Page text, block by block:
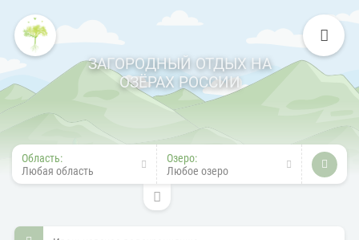
ЗАГОРОДНЫЙ ОТДЫХ НА
ОЗЁРАХ РОССИИ
Область:
Любая область
Озеро:
Любое озеро